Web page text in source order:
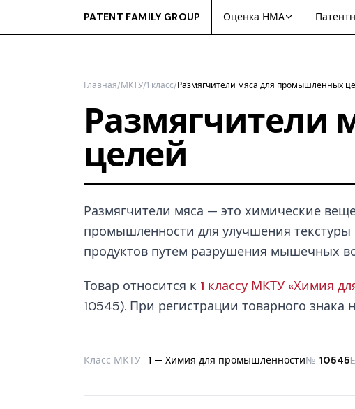
PATENT FAMILY GROUP Оценка НМА
Главная/МКТУ/1 класс/Размягчители мяса для промышленных
Размягчители
целей
Размягчители мяса — это химические
промышленности для улучшения текстуры
продуктов путём разрушения мышечных
Товар относится к 1 классу МКТУ «Химия
10545). При регистрации товарного знака
Класс МКТУ: 1 — Химия для промышленности№ 10545